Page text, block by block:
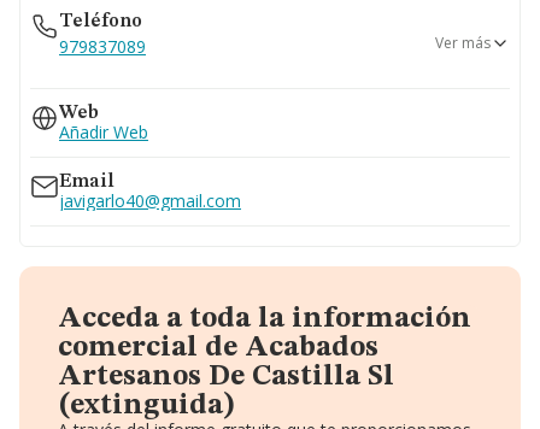
Teléfono
979837089
649...
Ver teléfono 649...
Ver más
Web
Añadir Web
Email
javigarlo40@gmail.com
Acceda a toda la información
comercial de Acabados
Artesanos De Castilla Sl
(extinguida)